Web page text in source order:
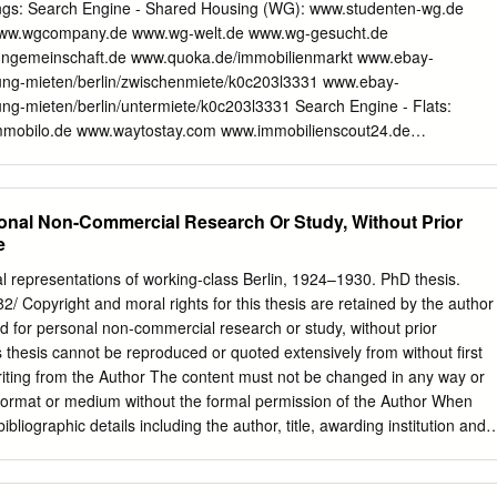
of-the-art knowledge and proceeded onward to challenge the
a form truly interdisci- plinary in its problem-solving
established Dahlem Konferenzen (the Dahlem
with the Deutsche Forschungsgemeinschaft in 1974. Silke Bernhard,
Schering Symposia, was Figure adapted from L’Atmosphère:
to science.
Engine - Shared Housing (WG): www.studenten-wg.de
berlin/zwischenmiete/k0c203l3331 www.ebay-
mieten/berlin/untermiete/k0c203l3331 Search Engine - Flats:
WBM-Wohnungsbaugesellschaft Berlin-Mitte
moebliertes_wohnen/moeblWohnenStart.html Student
(minimum rental period = 6 months): http://www.je-immobilien-
de IBZ - Internationales
e.V.: http://www.ibz- berlin.de/wohnen Studentendorf
(holiday flats): www.ferienwohnung-
Non-Commercial Research Or Study, Without Prior
representations of working-class Berlin, 1924–1930. PhD thesis.
Copyright and moral rights for this thesis are retained by the author
for personal non-commercial research or study, without prior
cannot be reproduced or quoted extensively from without first
from the Author The content must not be changed in any way or
or medium without the formal permission of the Author When
details including the author, title, awarding institution and